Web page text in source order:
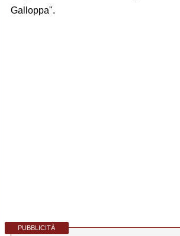
Galloppa".
PUBBLICITÀ